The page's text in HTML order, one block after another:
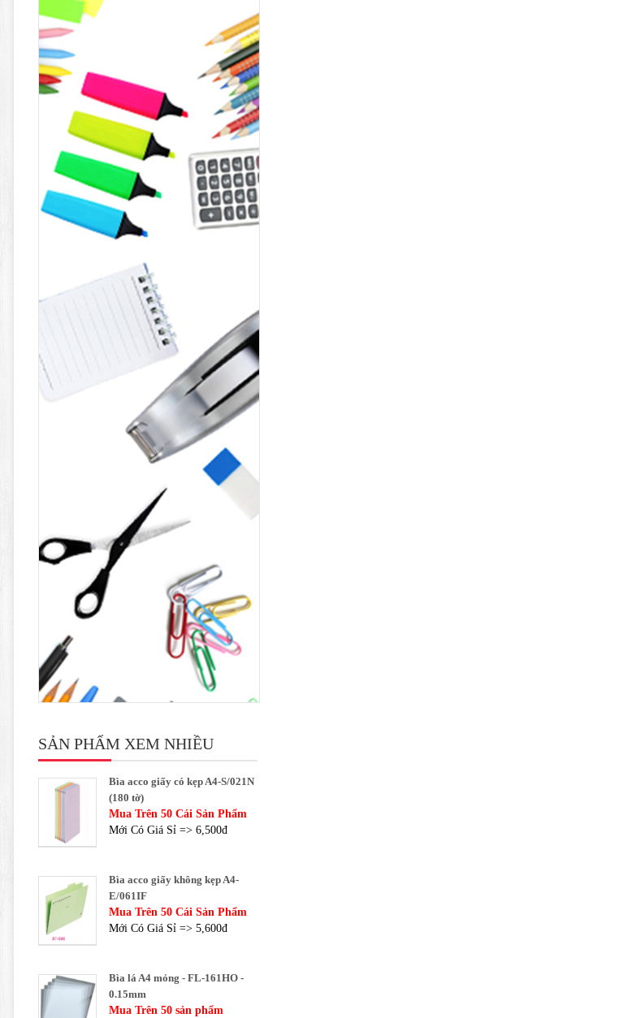
SẢN PHẨM XEM NHIỀU
Bìa acco giấy có kẹp A4-S/021N
(180 tờ)
Mua Trên 50 Cái Sản Phẩm
Mới Có Giá Sỉ => 6,500đ
Bìa acco giấy không kẹp A4-
E/061IF
Mua Trên 50 Cái Sản Phẩm
Mới Có Giá Sỉ => 5,600đ
Bìa lá A4 mỏng - FL-161HO -
0.15mm
Mua Trên 50 sản phẩm